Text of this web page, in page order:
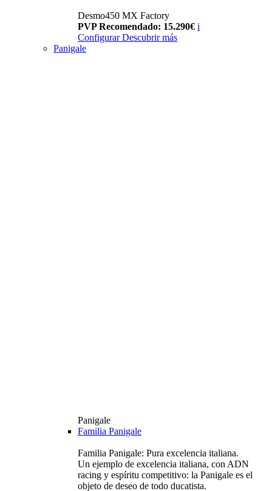
Desmo450 MX Factory
PVP Recomendado: 15.290€ i
Configurar Descubrir más
Panigale
Panigale
Familia Panigale
Familia Panigale: Pura excelencia italiana.
Un ejemplo de excelencia italiana, con ADN
racing y espíritu competitivo: la Panigale es el
objeto de deseo de todo ducatista.